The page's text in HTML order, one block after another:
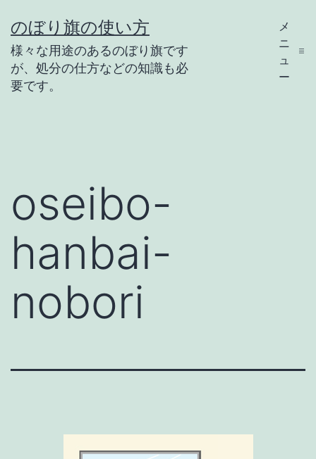
ン
テ
ン
ッ
のぼり旗の使い方
様々な用途のあるのぼり旗です
が、処分の仕方などの知識も必
要です。
メ
ニ
ュ
ー
oseibo-
hanbai-
nobori